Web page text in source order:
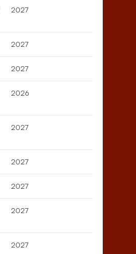
2027
2027
2027
2026
2027
2027
2027
2027
2027